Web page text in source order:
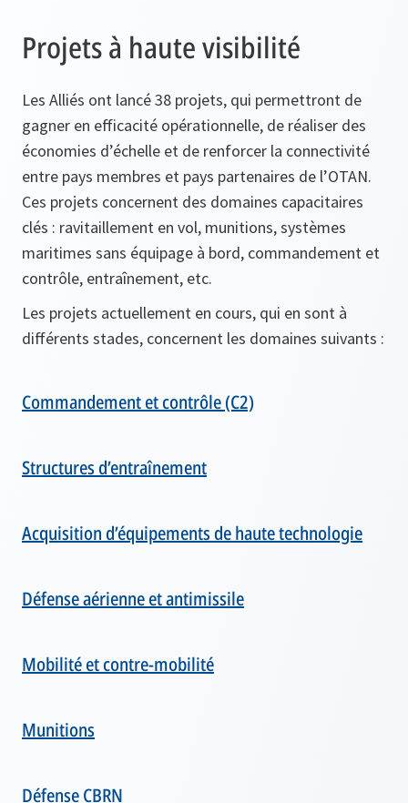
Projets à haute visibilité
Les Alliés ont lancé 38 projets, qui permettront de
gagner en efficacité opérationnelle, de réaliser des
économies d’échelle et de renforcer la connectivité
entre pays membres et pays partenaires de l’OTAN.
Ces projets concernent des domaines capacitaires
clés : ravitaillement en vol, munitions, systèmes
maritimes sans équipage à bord, commandement et
contrôle, entraînement, etc.
Les projets actuellement en cours, qui en sont à
différents stades, concernent les domaines suivants :
Commandement et contrôle (C2)
Structures d’entraînement
Acquisition d’équipements de haute technologie
Défense aérienne et antimissile
Mobilité et contre-mobilité
Munitions
Défense CBRN